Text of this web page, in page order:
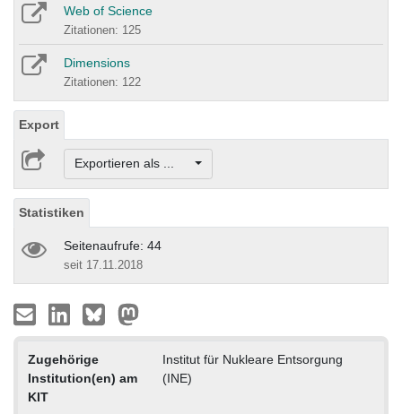
Web of Science
Zitationen: 125
Dimensions
Zitationen: 122
Export
Exportieren als ...
Statistiken
Seitenaufrufe: 44
seit 17.11.2018
Zugehörige
Institution(en) am
KIT
Institut für Nukleare Entsorgung
(INE)